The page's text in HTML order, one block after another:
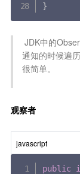
}
通知的时候遍
很简单。
观察者
javascript
public